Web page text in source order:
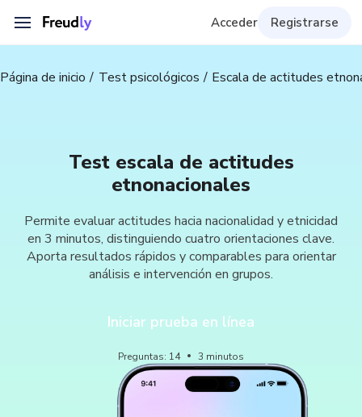
Acceder Registrarse
Página de inicio Test psicológicos Escala de actitudes
Test escala de actitudes
etnonacionales
Permite evaluar actitudes hacia nacionalidad y etnicidad
en 3 minutos, distinguiendo cuatro orientaciones clave.
Aporta resultados rápidos y comparables para orientar
análisis e intervención en grupos.
Iniciar prueba en línea
Preguntas: 14 3 minutos